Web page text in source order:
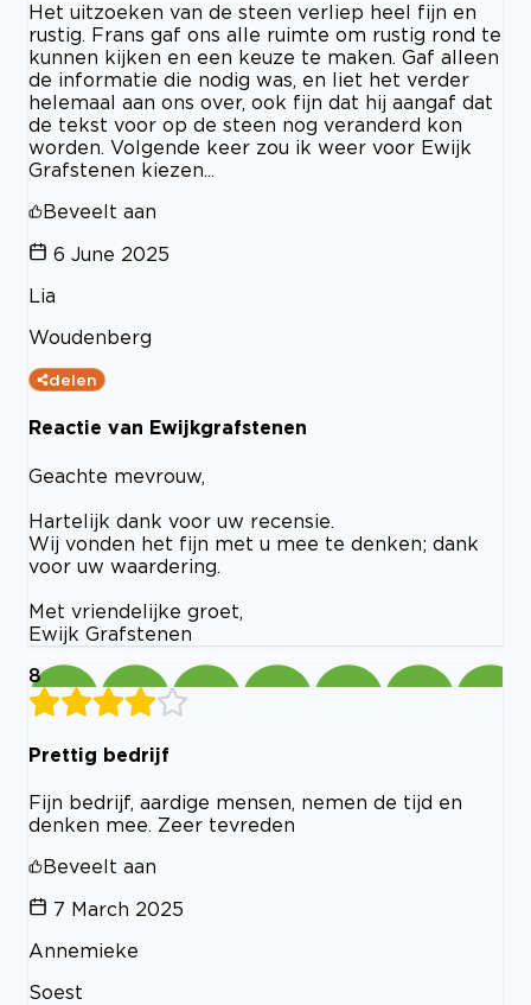
Het uitzoeken van de steen verliep heel fijn en
rustig. Frans gaf ons alle ruimte om rustig rond te
kunnen kijken en een keuze te maken. Gaf alleen
de informatie die nodig was, en liet het verder
helemaal aan ons over, ook fijn dat hij aangaf dat
de tekst voor op de steen nog veranderd kon
worden. Volgende keer zou ik weer voor Ewijk
Grafstenen kiezen...
Beveelt aan
6 June 2025
Lia
Woudenberg
delen
Reactie van Ewijkgrafstenen
Geachte mevrouw,
Hartelijk dank voor uw recensie.
Wij vonden het fijn met u mee te denken; dank
voor uw waardering.
Met vriendelijke groet,
Ewijk Grafstenen
8
Prettig bedrijf
Fijn bedrijf, aardige mensen, nemen de tijd en
denken mee. Zeer tevreden
Beveelt aan
7 March 2025
Annemieke
Soest